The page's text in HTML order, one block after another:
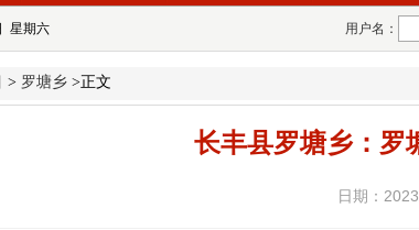
星期六 用户名：
> 罗塘乡 >正文
长丰县罗塘乡：罗
日期：